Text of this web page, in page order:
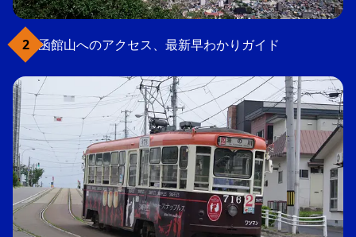
函館山へのアクセス、最新早わかりガイド